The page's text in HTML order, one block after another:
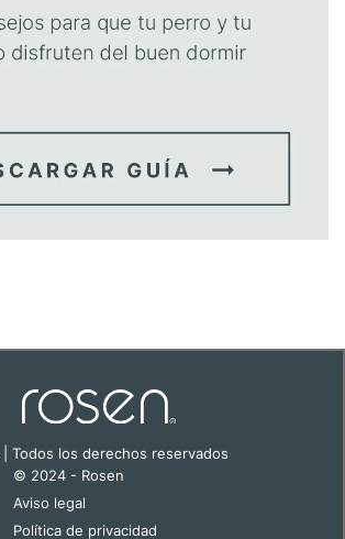
Todos los derechos reservados
© 2024 - Rosen
Aviso legal
Política de privacidad